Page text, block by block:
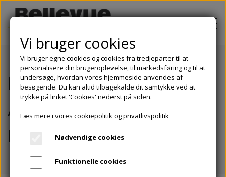
PROJEKTER
OM BELLEVUE EJENDOMSINVEST
BOLIGER TIL LEJE
BLIV INVESTOR
Ejendomsselskabet HR25
A/S Ugelbølle, 8410
Rønde
Vi bruger cookies
Vi bruger egne cookies og cookies fra tredjeparter til at
personalisere din brugeroplevelse, til markedsføring og til at
undersøge, hvordan vores hjemmeside anvendes af
besøgende. Du kan altid tilbagekalde dit samtykke ved at
trykke på linket 'Cookies' nederst på siden.
Læs mere i vores cookiepolitikogprivatlivspolitik
Nødvendige cookies
Funktionelle cookies